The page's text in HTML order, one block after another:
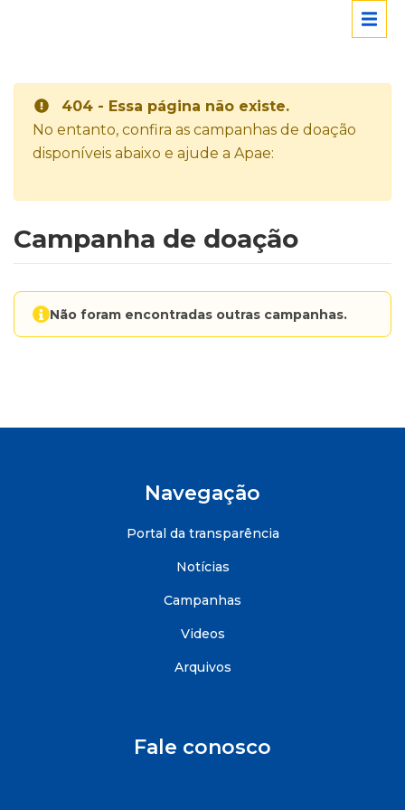
404 - Essa página não existe.
No entanto, confira as campanhas de doação
disponíveis abaixo e ajude a Apae:
Campanha de doação
Não foram encontradas outras campanhas.
Navegação
Portal da transparência
Notícias
Campanhas
Videos
Arquivos
Fale conosco